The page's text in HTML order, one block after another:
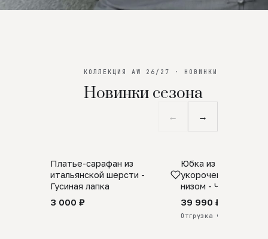
КОЛЛЕКЦИЯ AW 26/27 · НОВИНКИ
Новинки сезона
← →
SALE
Платье-сарафан из
итальянской шерсти -
Гусиная лапка
3 000 ₽
ПРЕДЗАКАЗ
Юбка из
укороченная с
низом - Черный
39 990 ₽
Отгрузка через 25 дней